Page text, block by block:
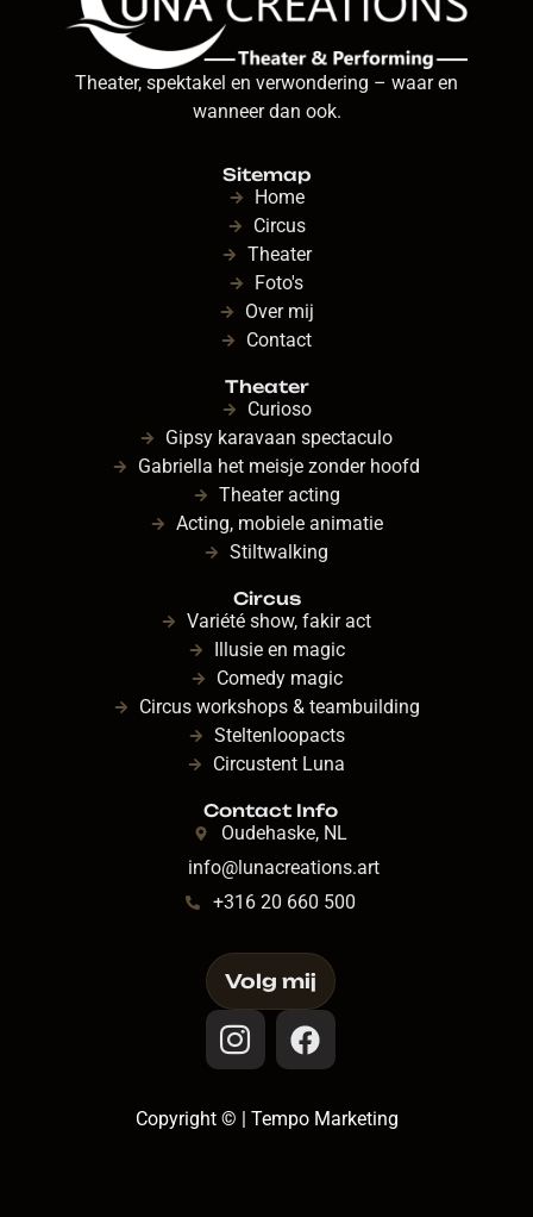
Theater, spektakel en verwondering – waar en
wanneer dan ook.
Sitemap
Home
Circus
Theater
Foto's
Over mij
Contact
Theater
Curioso
Gipsy karavaan spectaculo
Gabriella het meisje zonder hoofd
Theater acting
Acting, mobiele animatie​
Stiltwalking
Circus
Variété show, fakir act
Illusie en magic
Comedy magic
Circus workshops & teambuilding
Steltenloopacts
Circustent Luna
Contact Info
Oudehaske, NL
info@lunacreations.art
+316 20 660 500
Volg mij
Copyright © | Tempo Marketing